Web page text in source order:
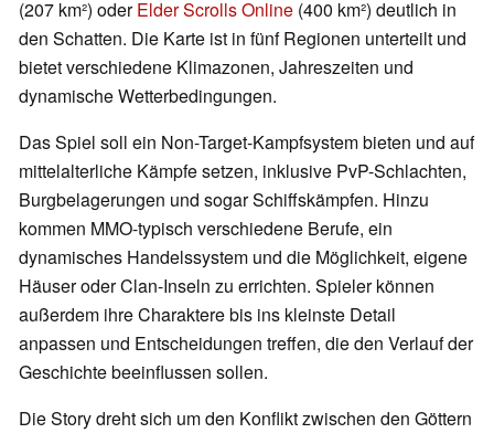
(207 km²) oderElder Scrolls Online (400 km²) deutlich in
den Schatten. Die Karte ist in fünf Regionen unterteilt und
bietet verschiedene Klimazonen, Jahreszeiten und
dynamische Wetterbedingungen.
Das Spiel soll ein Non-Target-Kampfsystem bieten und auf
mittelalterliche Kämpfe setzen, inklusive PvP-Schlachten,
Burgbelagerungen und sogar Schiffskämpfen. Hinzu
kommen MMO-typisch verschiedene Berufe, ein
dynamisches Handelssystem und die Möglichkeit, eigene
Häuser oder Clan-Inseln zu errichten. Spieler können
außerdem ihre Charaktere bis ins kleinste Detail
anpassen und Entscheidungen treffen, die den Verlauf der
Geschichte beeinflussen sollen.
Die Story dreht sich um den Konflikt zwischen den Göttern